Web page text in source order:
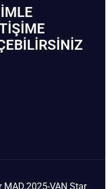
MAD.2025-VAN Star